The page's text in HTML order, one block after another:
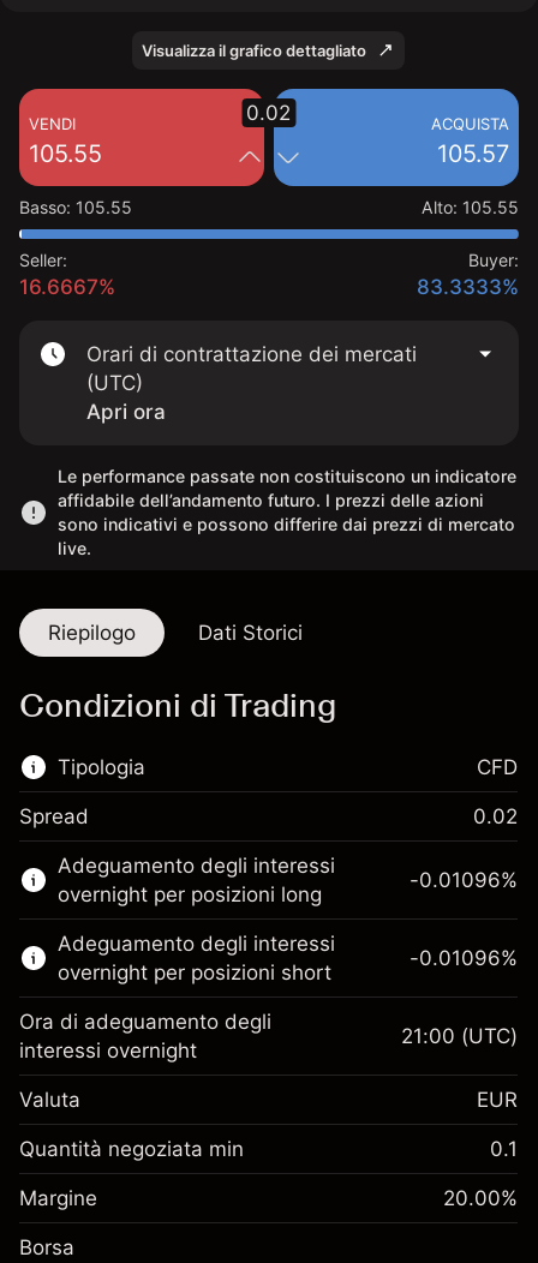
Visualizza il grafico dettagliato
VENDI
105.55
ACQUISTA
105.57
0.02
Basso: 105.55 Alto: 105.55
Seller:
16.6667%
Buyer:
83.3333%
Orari di contrattazione dei mercati
(UTC)
Apri ora
Le performance passate non costituiscono un indicatore
affidabile dell’andamento futuro. I prezzi delle azioni
sono indicativi e possono differire dai prezzi di mercato
live.
Riepilogo Dati Storici
Condizioni di Trading
Tipologia
Questo mercato finanziario è disponibile per il
trading di CFD.
Scopri di più su:
CFD
CFD
Spread 0.02
Adeguamento degli interessi
overnight per posizioni long
investimento
Adeguamento
finanziamento overnight
Oneri per l'intero valore della
-0.01096
%
-0.01096%
Adeguamento degli interessi
overnight per posizioni short
Margine. Il tuo
investimento
€1,000.00
-0.01096%
Ora di adeguamento degli
interessi overnight
21:00 (UTC)
Valuta EUR
Quantità negoziata min 0.1
Margine 20.00%
Borsa